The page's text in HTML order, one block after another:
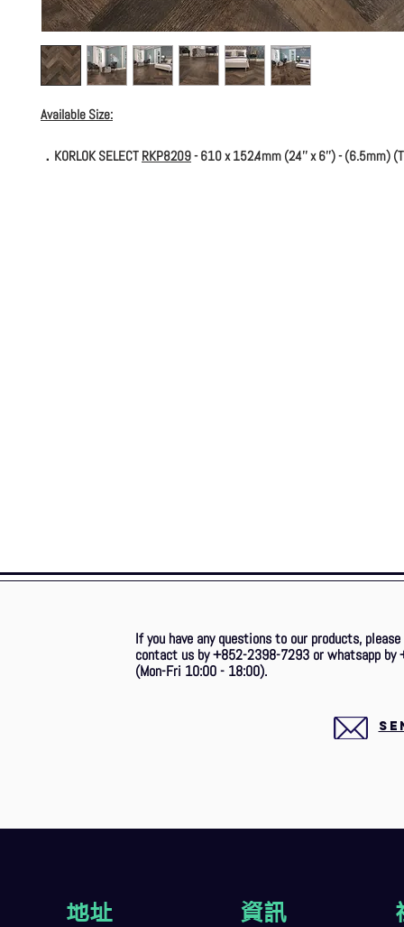
Available Size:
．KORLOK SELECT RKP8209- 610 x 152.4mm (24'' x 6'') - (6.5mm)
If you have any questions to our products,
contact us by +852-2398-7293 or whatsapp by
(Mon-Fri 10:00 - 18:00).
地址 資訊